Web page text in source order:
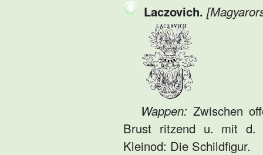
Laczovich.
Wappen: Zwischen
Brust ritzend u. mit d.
Kleinod: Die Schildfigur.